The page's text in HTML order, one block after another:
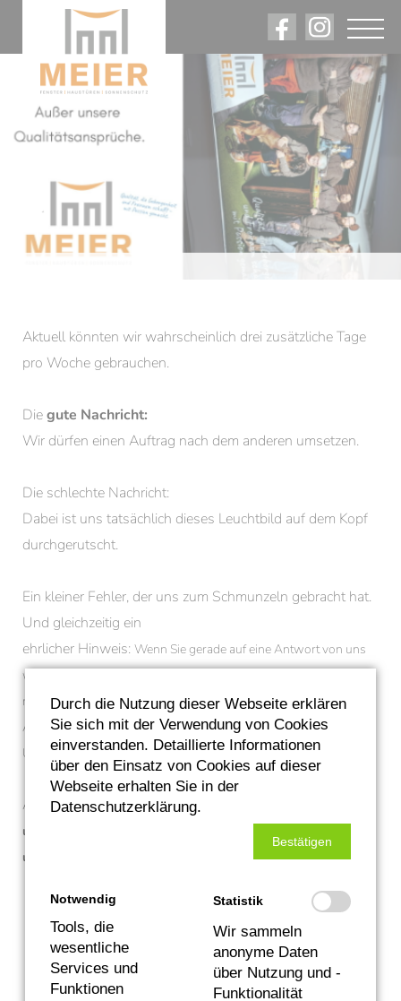
Angebote. Rabatte. Firmennews.
Am Laufenden bleiben.
.
Aktuell könnten wir wahrscheinlich drei zusätzliche Tage
pro Woche gebrauchen.
Diegute Nachricht:
Wir dürfen einen Auftrag nach dem anderen umsetzen.
Die schlechte Nachricht:
Dabei ist uns tatsächlich dieses Leuchtbild auf dem Kopf
durchgerutscht.
Ein kleiner Fehler, der uns zum Schmunzeln gebracht hat.
Und gleichzeitig ein
ehrlicher Hinweis: Wenn Sie gerade auf eine Antwort von uns
warten, bitten wir
noch um ein wenigGeduld. Wir geben Vollgas. Wir arbeiten jede
Anfrage ab.
Und wir melden uns bei Ihnen.
Auch wenn momentan manchmal alles Kopf steht:
unsere Beratung, Planung
und Montage können Sie sich verlassen.
Zurück zur Übersicht
Durch die Nutzung dieser Webseite erklären
Sie sich mit der Verwendung von Cookies
einverstanden. Detaillierte Informationen
über den Einsatz von Cookies auf dieser
Webseite erhalten Sie in der
Datenschutzerklärung.
Bestätigen
Notwendig
Tools, die
wesentliche
Services und
Funktionen
Statistik
Wir sammeln
anonyme Daten
über Nutzung und -
Funktionalität